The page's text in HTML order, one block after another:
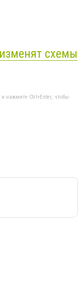
схемы
нажмите Ctrl+Enter, чтобы